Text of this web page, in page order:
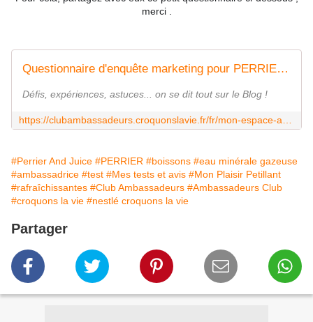
merci .
Questionnaire d'enquête marketing pour PERRIER® & Juice
Défis, expériences, astuces... on se dit tout sur le Blog !
#Perrier And Juice #PERRIER #boissons #eau minérale gazeuse
#ambassadrice #test #Mes tests et avis #Mon Plaisir Petillant
#rafraîchissantes #Club Ambassadeurs #Ambassadeurs Club
#croquons la vie #nestlé croquons la vie
Partager